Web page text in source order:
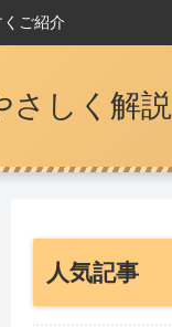
ご紹介
さしく解説
人気記事